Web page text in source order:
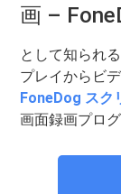
画 –
として知られ
プレイからビ
FoneDog スク
画面録画プログ